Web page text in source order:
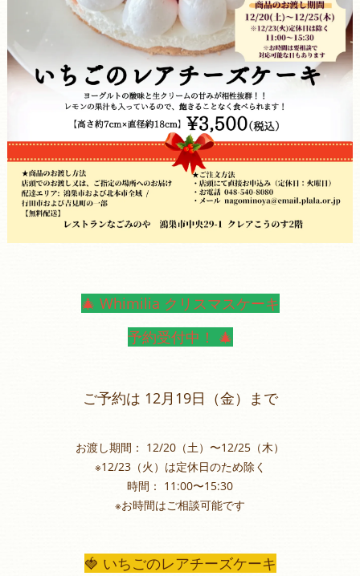
🎄 Whimilia クリスマスケーキ
予約受付中！ 🎄
ご予約は 12月19日（金）まで
お渡し期間： 12/20（土）〜12/25（木）
※12/23（火）は定休日のため除く
時間： 11:00〜15:30
※お時間はご相談可能です
🍓 いちごのレアチーズケーキ